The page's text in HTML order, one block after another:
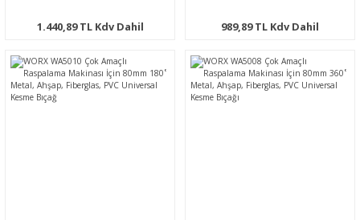
1.440,89 TL Kdv Dahil 989,89 TL Kdv Dahil